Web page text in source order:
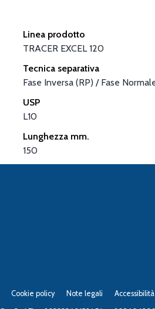
Linea prodotto
TRACER EXCEL 120
Tecnica separativa
Fase Inversa (RP) / Fase
USP
L10
Lunghezza mm.
150
Cookie policy Note legali Accessibilità